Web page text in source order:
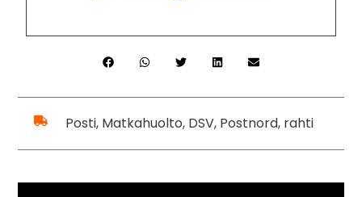
Posti, Matkahuolto, DSV, Postnord, rahti